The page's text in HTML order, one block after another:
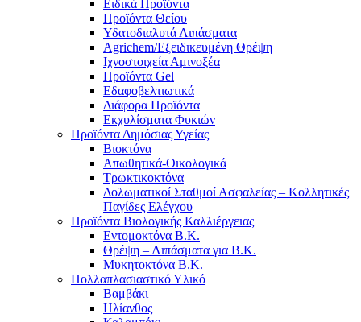
Ειδικά Προϊόντα
Προϊόντα Θείου
Υδατοδιαλυτά Λιπάσματα
Agrichem/Εξειδικευμένη Θρέψη
Ιχνοστοιχεία Αμινοξέα
Προϊόντα Gel
Εδαφοβελτιωτικά
Διάφορα Προϊόντα
Εκχυλίσματα Φυκιών
Προϊόντα Δημόσιας Υγείας
Βιοκτόνα
Απωθητικά-Οικολογικά
Τρωκτικοκτόνα
Δολωματικοί Σταθμοί Ασφαλείας – Κολλητικές
Παγίδες Ελέγχου
Προϊόντα Βιολογικής Καλλιέργειας
Εντομοκτόνα Β.Κ.
Θρέψη – Λιπάσματα για Β.Κ.
Μυκητοκτόνα Β.Κ.
Πολλαπλασιαστικό Υλικό
Βαμβάκι
Ηλίανθος